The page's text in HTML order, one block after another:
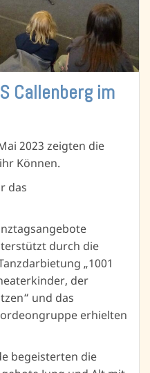
Callenberg im
2023 zeigten die
Können.
das
durch die
„1001
der
und das
erhielten
begeisterten die